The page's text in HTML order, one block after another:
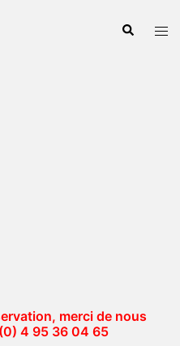
merci de nous
4 95 36 04 65